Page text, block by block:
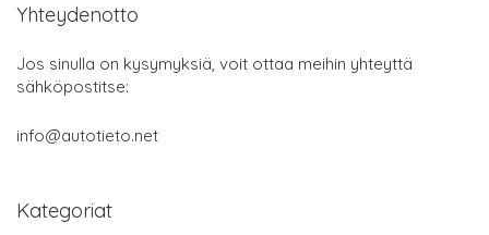
Yhteydenotto
Jos sinulla on kysymyksiä, voit ottaa meihin yhteyttä
sähköpostitse:
info@autotieto.net
Kategoriat